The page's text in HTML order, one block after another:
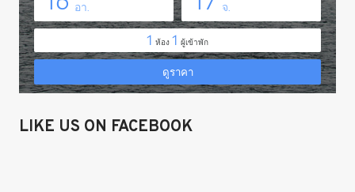
LIKE US ON FACEBOOK